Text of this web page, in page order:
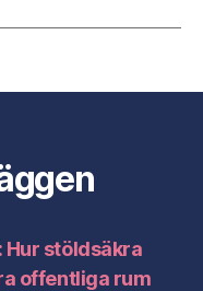
stöldsäkra
offentliga rum